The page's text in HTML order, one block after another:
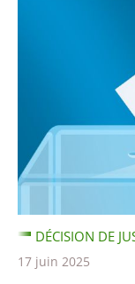
DÉCISION DE
17 juin 2025